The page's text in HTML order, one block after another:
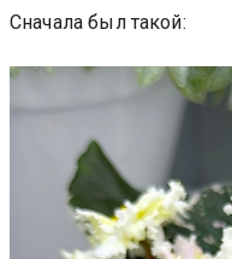
Сначала был такой: